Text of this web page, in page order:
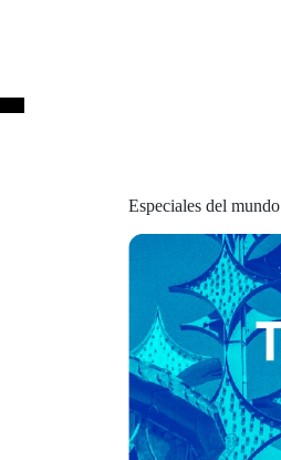
Especiales del mundo